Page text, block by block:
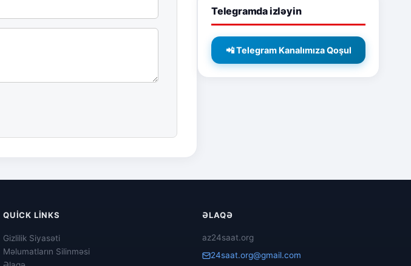
Telegramda izləyin
📲 Telegram Kanalımıza Qoşul
QUICK LINKS
Gizlilik Siyasəti
Məlumatların Silinməsi
ƏLAQƏ
az24saat.org
24saat.org@gmail.com